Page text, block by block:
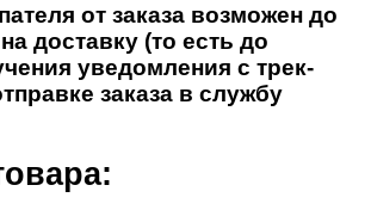
от заказа возможен до
доставку (то есть до
уведомления с трек-
заказа в службу